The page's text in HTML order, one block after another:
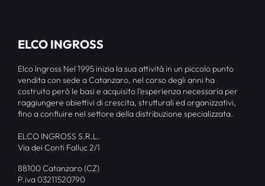
ELCO INGROSS
Elco Ingross Nel 1995 inizia la sua attività in un piccolo punto
vendita con sede a Catanzaro, nel corso degli anni ha
costruito però le basi e acquisito l’esperienza necessaria per
raggiungere obiettivi di crescita, strutturali ed organizzativi,
fino a confluire nel settore della distribuzione specializzata.
ELCO INGROSS S.R.L.
Via dei Conti Falluc 2/1
88100 Catanzaro (CZ)
P.iva 03211520790